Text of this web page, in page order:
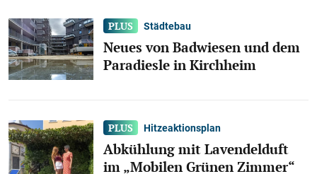
Städtebau
Neues von Badwiesen und dem
Paradiesle in Kirchheim
Hitzeaktionsplan
Abkühlung mit Lavendelduft
im „Mobilen Grünen Zimmer“